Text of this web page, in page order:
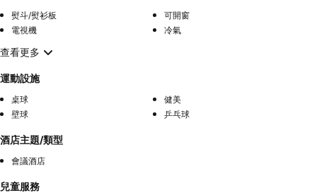
熨斗/熨衫板
可開窗
電視機
冷氣
查看更多
運動設施
桌球
健美
壁球
乒乓球
酒店主題/類型
會議酒店
兒童服務